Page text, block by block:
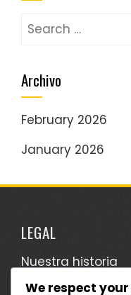
Search
Archivo
February 2026
January 2026
LEGAL
Nuestra historia
Política de
We respect